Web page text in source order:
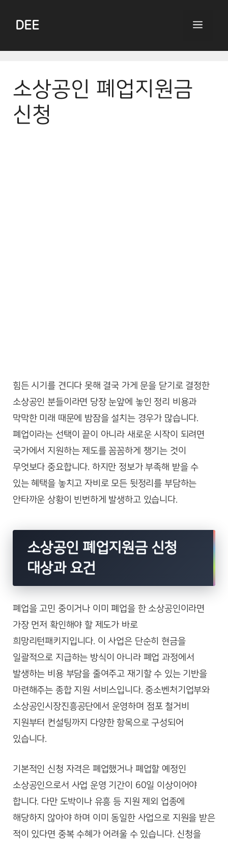
DEE Menu
소상공인 폐업지원금
신청
힘든 시기를 견디다 못해 결국 가게 문을 닫기로 결정한
소상공인 분들이라면 당장 눈앞에 놓인 정리 비용과
막막한 미래 때문에 밤잠을 설치는 경우가 많습니다.
폐업이라는 선택이 끝이 아니라 새로운 시작이 되려면
국가에서 지원하는 제도를 꼼꼼하게 챙기는 것이
무엇보다 중요합니다. 하지만 정보가 부족해 받을 수
있는 혜택을 놓치고 자비로 모든 뒷정리를 부담하는
안타까운 상황이 빈번하게 발생하고 있습니다.
소상공인 폐업지원금 신청
대상과 요건
폐업을 고민 중이거나 이미 폐업을 한 소상공인이라면
가장 먼저 확인해야 할 제도가 바로
희망리턴패키지입니다. 이 사업은 단순히 현금을
일괄적으로 지급하는 방식이 아니라 폐업 과정에서
발생하는 비용 부담을 줄여주고 재기할 수 있는 기반을
마련해주는 종합 지원 서비스입니다. 중소벤처기업부와
소상공인시장진흥공단에서 운영하며 점포 철거비
지원부터 컨설팅까지 다양한 항목으로 구성되어
있습니다.
기본적인 신청 자격은 폐업했거나 폐업할 예정인
소상공인으로서 사업 운영 기간이 60일 이상이어야
합니다. 다만 도박이나 유흥 등 지원 제외 업종에
해당하지 않아야 하며 이미 동일한 사업으로 지원을 받은
적이 있다면 중복 수혜가 어려울 수 있습니다. 신청을